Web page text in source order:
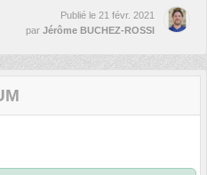
Publié le 21 févr. 2021
par Jérôme BUCHEZ-ROSSI